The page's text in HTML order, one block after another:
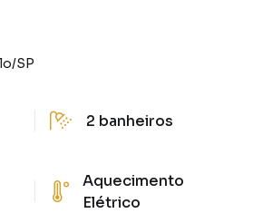
/SP
2 banheiros
Aquecimento
Elétrico